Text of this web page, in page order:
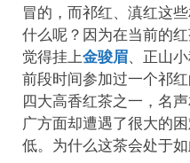
冒的，而祁红、滇红这
什么呢？因为在当前的
觉得挂上金骏眉、正山
前段时间参加过一个祁
四大高香红茶之一，名
广方面却遭遇了很大的
低。为什么这茶会处于